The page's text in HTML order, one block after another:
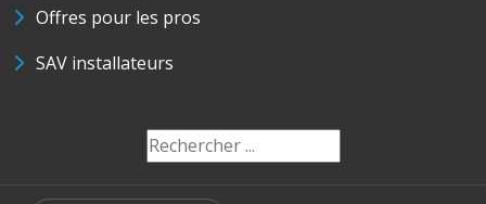
Offres pour les pros
SAV installateurs